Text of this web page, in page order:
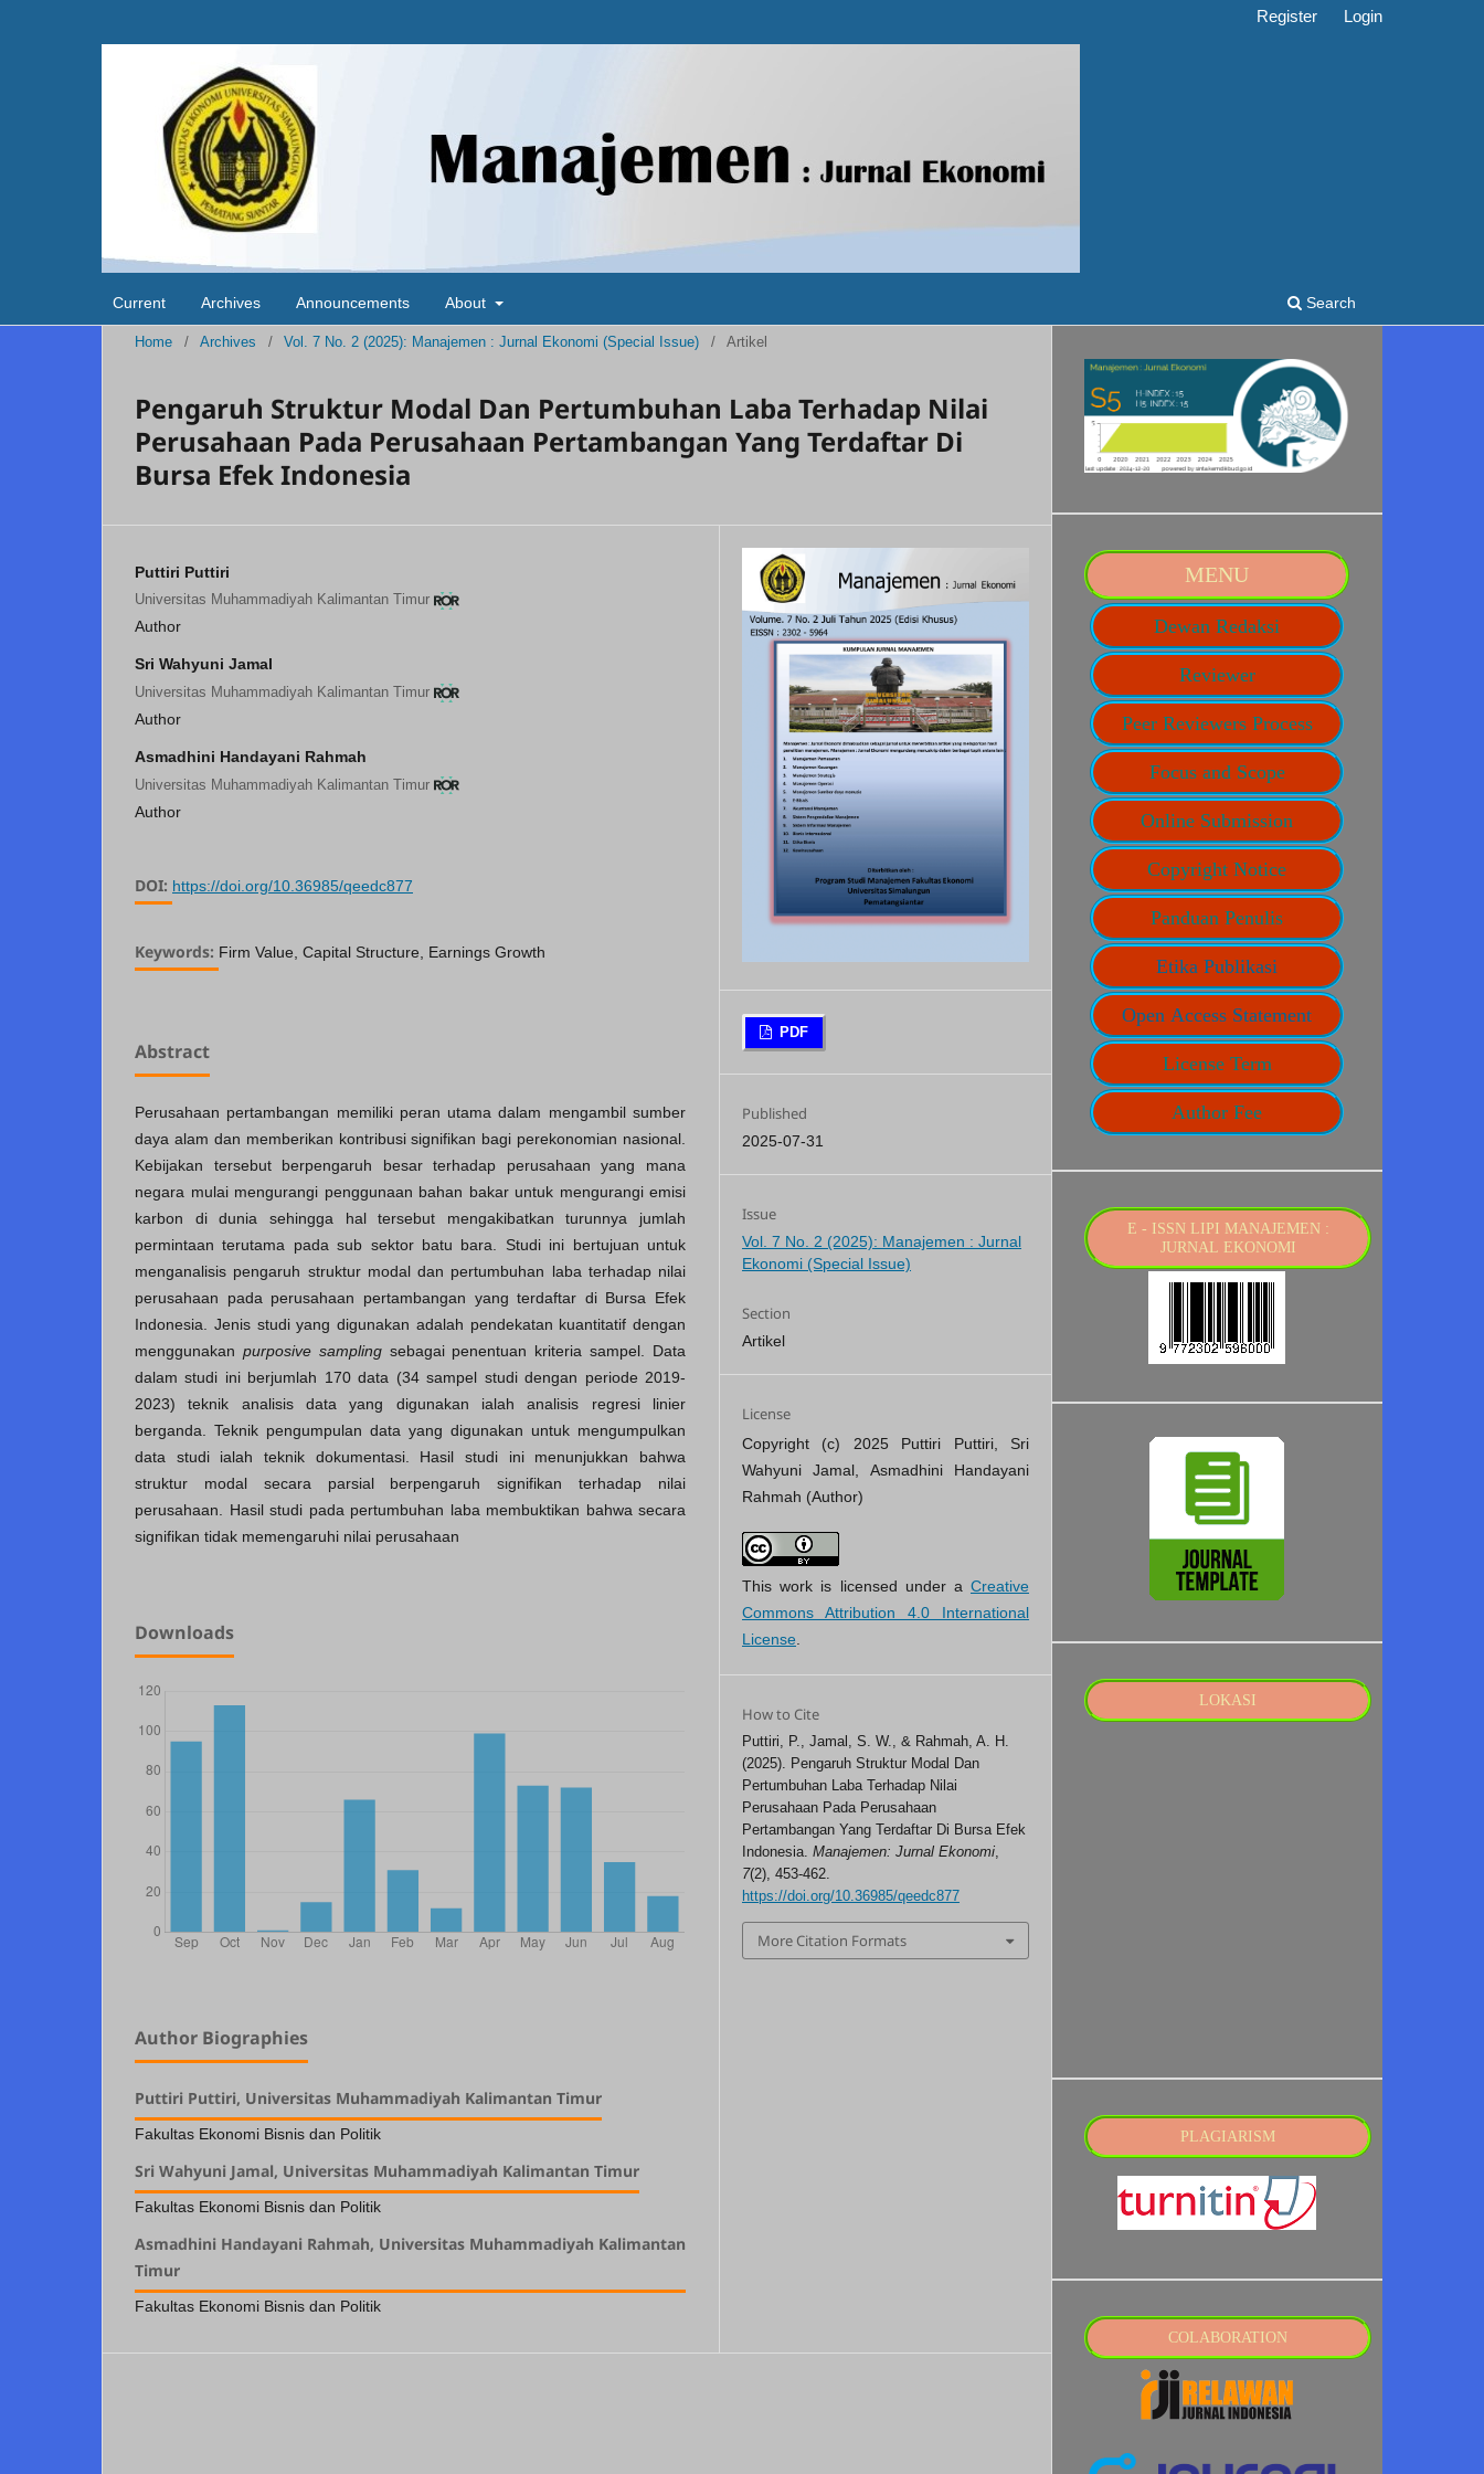
Current Archives Announcements About Search
Register Login
Home / Archives / Vol. 7 No. 2 (2025): Manajemen : Jurnal Ekonomi (Special Issue) / Artikel
Pengaruh Struktur Modal Dan Pertumbuhan Laba Terhadap Nilai
Perusahaan Pada Perusahaan Pertambangan Yang Terdaftar Di
Bursa Efek Indonesia
Puttiri Puttiri
Universitas Muhammadiyah Kalimantan Timur
Author
Sri Wahyuni Jamal
Universitas Muhammadiyah Kalimantan Timur
Author
Asmadhini Handayani Rahmah
Universitas Muhammadiyah Kalimantan Timur
Author
DOI: https://doi.org/10.36985/qeedc877
Keywords: Firm Value, Capital Structure, Earnings Growth
Abstract
Perusahaan pertambangan memiliki peran utama dalam mengambil sumber
daya alam dan memberikan kontribusi signifikan bagi perekonomian nasional.
Kebijakan tersebut berpengaruh besar terhadap perusahaan yang mana
negara mulai mengurangi penggunaan bahan bakar untuk mengurangi emisi
karbon di dunia sehingga hal tersebut mengakibatkan turunnya jumlah
permintaan terutama pada sub sektor batu bara. Studi ini bertujuan untuk
menganalisis pengaruh struktur modal dan pertumbuhan laba terhadap nilai
perusahaan pada perusahaan pertambangan yang terdaftar di Bursa Efek
Indonesia. Jenis studi yang digunakan adalah pendekatan kuantitatif dengan
menggunakan purposive samplingsebagai penentuan kriteria sampel. Data
dalam studi ini berjumlah 170 data (34 sampel studi dengan periode 2019-
2023) teknik analisis data yang digunakan ialah analisis regresi linier
berganda. Teknik pengumpulan data yang digunakan untuk mengumpulkan
data studi ialah teknik dokumentasi. Hasil studi ini menunjukkan bahwa
struktur modal secara parsial berpengaruh signifikan terhadap nilai
perusahaan. Hasil studi pada pertumbuhan laba membuktikan bahwa secara
signifikan tidak memengaruhi nilai perusahaan
Downloads
Author Biographies
Puttiri Puttiri, Universitas Muhammadiyah Kalimantan Timur
Fakultas Ekonomi Bisnis dan Politik
Sri Wahyuni Jamal, Universitas Muhammadiyah Kalimantan Timur
Fakultas Ekonomi Bisnis dan Politik
Asmadhini Handayani Rahmah, Universitas Muhammadiyah Kalimantan
Timur
Fakultas Ekonomi Bisnis dan Politik
PDF
Published
2025-07-31
Issue
Vol. 7 No. 2 (2025): Manajemen : Jurnal
Ekonomi (Special Issue)
Section
Artikel
License
Copyright (c) 2025 Puttiri Puttiri, Sri
Wahyuni Jamal, Asmadhini Handayani
Rahmah (Author)
This work is licensed under a Creative
Commons Attribution 4.0 International
License
How to Cite
Puttiri, P., Jamal, S. W., & Rahmah, A. H.
(2025). Pengaruh Struktur Modal Dan
Pertumbuhan Laba Terhadap Nilai
Perusahaan Pada Perusahaan
Pertambangan Yang Terdaftar Di Bursa Efek
Indonesia.Manajemen: Jurnal Ekonomi
7(2), 453-462.
https://doi.org/10.36985/qeedc877
More Citation Formats
MENU
Dewan Redaksi
Reviewer
Peer Reviewers Process
Focus and Scope
Online Submission
Copyright Notice
Panduan Penulis
Etika Publikasi
Open Access Statement
License Term
Author Fee
E - ISSN LIPI MANAJEMEN :
JURNAL EKONOMI
LOKASI
PLAGIARISM
COLABORATION